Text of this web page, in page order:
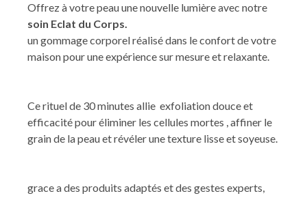
Offrez à votre peau une nouvelle lumière avec notre
soin Eclat du Corps.
un gommage corporel réalisé dans le confort de votre
maison pour une expérience sur mesure et relaxante.
Ce rituel de 30 minutes allie exfoliation douce et
efficacité pour éliminer les cellules mortes , affiner le
grain de la peau et révéler une texture lisse et soyeuse.
grace a des produits adaptés et des gestes experts,